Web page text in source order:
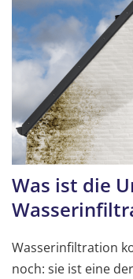
Was ist die
Wasserinfiltration
noch: sie ist eine